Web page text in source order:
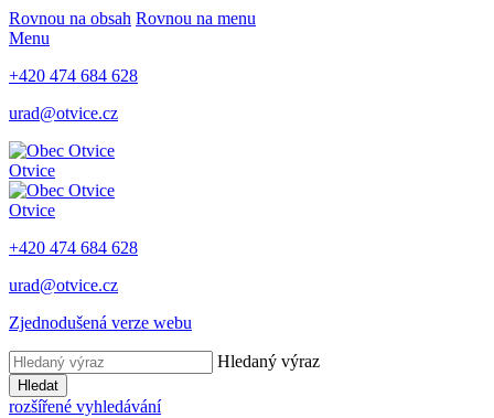
Rovnou na obsah Rovnou na menu
Menu
+420 474 684 628
urad@otvice.cz
Otvice
Otvice
+420 474 684 628
urad@otvice.cz
Zjednodušená verze webu
Hledaný výraz
Hledat
rozšířené vyhledávání